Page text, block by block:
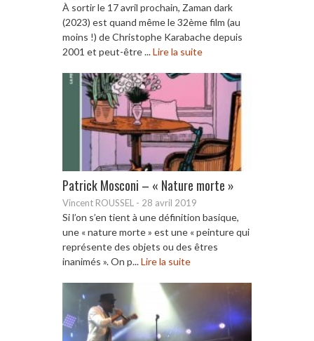
À sortir le 17 avril prochain, Zaman dark
(2023) est quand même le 32ème film (au
moins !) de Christophe Karabache depuis
2001 et peut-être ...Lire la suite
Patrick Mosconi – « Nature morte »
Vincent ROUSSEL - 28 avril 2019
Si l’on s’en tient à une définition basique,
une « nature morte » est une « peinture qui
représente des objets ou des êtres
inanimés ». On p...Lire la suite